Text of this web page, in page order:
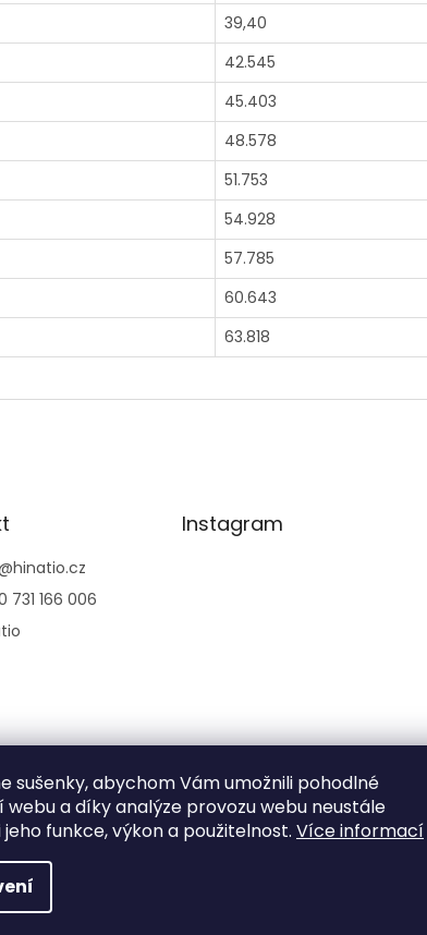
sušenky, abychom Vám umožnili pohodlné
webu a díky analýze provozu webu neustále
jeho funkce, výkon a použitelnost. Více informací
39,40
42.545
45.403
48.578
51.753
54.928
57.785
60.643
63.818
hinatio.cz
731 166 006
Instagram
Sledovat na
Instagramu